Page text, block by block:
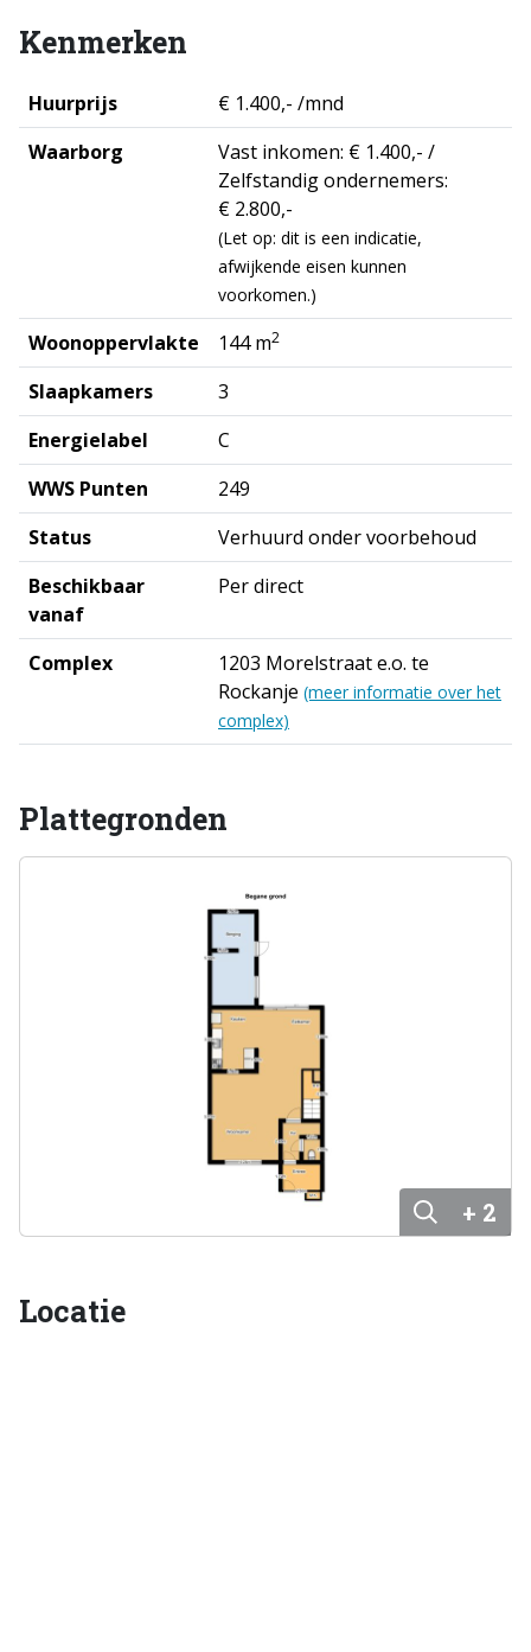
Kenmerken
Huurprijs
€ 1.400,- /mnd
Waarborg
Vast inkomen: € 1.400,- /
Zelfstandig ondernemers:
€ 2.800,-
(Let op: dit is een indicatie,
afwijkende eisen kunnen
voorkomen.)
Woonoppervlakte 144 m2
Slaapkamers
3
Energielabel
C
WWS Punten
249
Status
Verhuurd onder voorbehoud
Beschikbaar
vanaf
Per direct
Complex
1203 Morelstraat e.o. te
Rockanje (meer informatie over het
complex)
Plattegronden
+ 2
Locatie